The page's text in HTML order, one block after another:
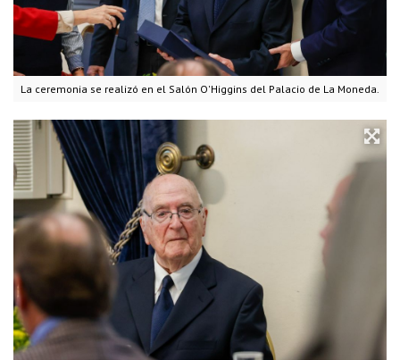
La ceremonia se realizó en el Salón O'Higgins del Palacio de La Moneda.